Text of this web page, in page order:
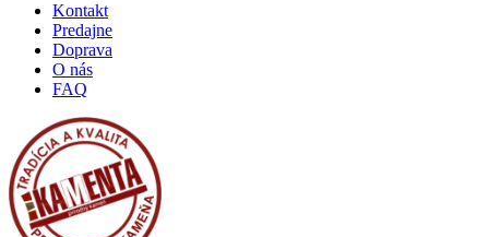
Kontakt
Predajne
Doprava
O nás
FAQ